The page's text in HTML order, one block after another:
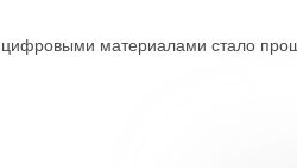
цифровыми материалами стало